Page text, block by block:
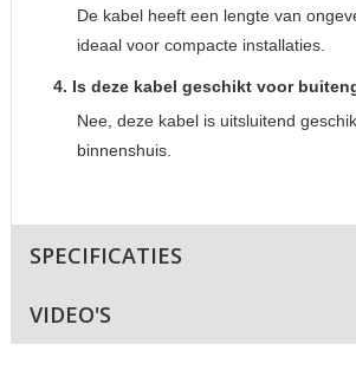
De kabel heeft een lengte van
ideaal voor compacte installaties.
4. Is deze kabel geschikt voor
Nee, deze kabel is uitsluitend
binnenshuis.
SPECIFICATIES
VIDEO'S